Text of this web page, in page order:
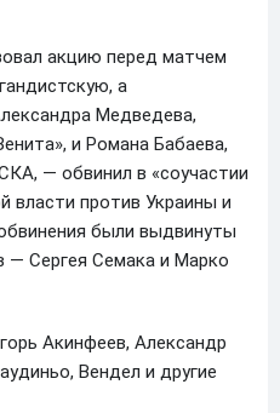
акцию перед матчем
а
Медведева,
и Романа Бабаева,
— обвинил в «соучастии
власти против Украины и
были выдвинуты
— Сергея Семака и Марко
Акинфеев, Александр
Вендел и другие